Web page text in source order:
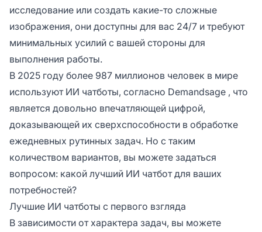
исследование или создать какие-то сложные
изображения, они доступны для вас 24/7 и требуют
минимальных усилий с вашей стороны для
выполнения работы.
В 2025 году более 987 миллионов человек в мире
используют ИИ чатботы, согласно Demandsage , что
является довольно впечатляющей цифрой,
доказывающей их сверхспособности в обработке
ежедневных рутинных задач. Но с таким
количеством вариантов, вы можете задаться
вопросом: какой лучший ИИ чатбот для ваших
потребностей?
Лучшие ИИ чатботы с первого взгляда
В зависимости от характера задач, вы можете